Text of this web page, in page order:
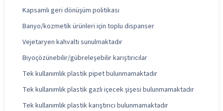
Kapsamlı geri dönüşüm politikası
Banyo/kozmetik ürünleri için toplu dispanser
Vejetaryen kahvaltı sunulmaktadır
Biyoçözünebilir/gübreleşebilir karıştırıcılar
Tek kullanımlık plastik pipet bulunmamaktadır
Tek kullanımlık plastik gazlı içecek şişesi bulunmamaktadır
Tek kullanımlık plastik karıştırıcı bulunmamaktadır